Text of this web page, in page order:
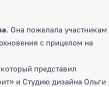
. Она пожелала участникам
с прицелом на
представил
и Студию дизайна Ольги